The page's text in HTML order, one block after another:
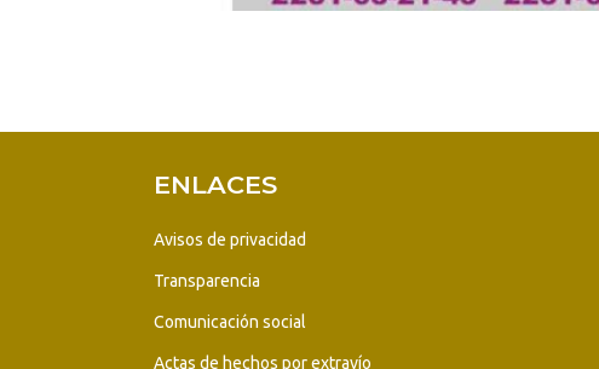
ENLACES
Avisos de privacidad
Transparencia
Comunicación social
Actas de hechos por extravío